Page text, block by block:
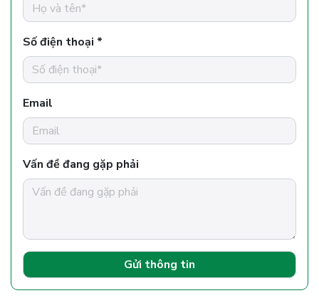
Số điện thoại *
Email
Vấn đề đang gặp phải
Gửi thông tin